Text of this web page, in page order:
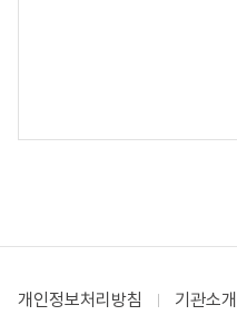
개인정보처리방침 기관소개